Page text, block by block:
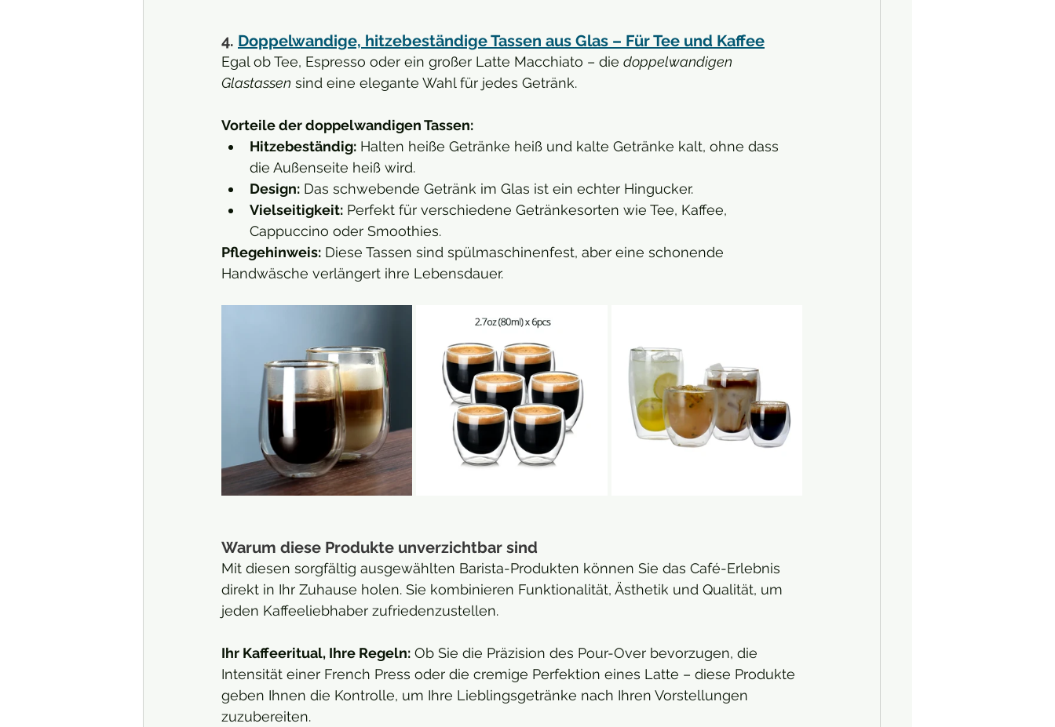
4. Doppelwandige, hitzebeständige Tassen aus Glas – Für Tee und Kaffee
Egal ob Tee, Espresso oder ein großer Latte Macchiato – die doppelwandigen
Glastassen sind eine elegante Wahl für jedes Getränk.
Vorteile der doppelwandigen Tassen:
Hitzebeständig: Halten heiße Getränke heiß und kalte Getränke kalt, ohne dass
die Außenseite heiß wird.
Design: Das schwebende Getränk im Glas ist ein echter Hingucker.
Vielseitigkeit: Perfekt für verschiedene Getränkesorten wie Tee, Kaffee,
Cappuccino oder Smoothies.
Pflegehinweis: Diese Tassen sind spülmaschinenfest, aber eine schonende
Handwäsche verlängert ihre Lebensdauer.
Warum diese Produkte unverzichtbar sind
Mit diesen sorgfältig ausgewählten Barista-Produkten können Sie das Café-Erlebnis
direkt in Ihr Zuhause holen. Sie kombinieren Funktionalität, Ästhetik und Qualität, um
jeden Kaffeeliebhaber zufriedenzustellen.
Ihr Kaffeeritual, Ihre Regeln: Ob Sie die Präzision des Pour-Over bevorzugen, die
Intensität einer French Press oder die cremige Perfektion eines Latte – diese Produkte
geben Ihnen die Kontrolle, um Ihre Lieblingsgetränke nach Ihren Vorstellungen
zuzubereiten.